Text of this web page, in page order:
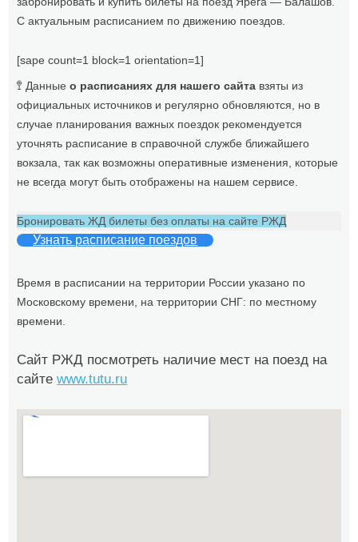
С актуальным расписанием по движению поездов.
[sape count=1 block=1 orientation=1]
🚏 Данныео расписаниях для нашего сайта взяты из
официальных источников и регулярно обновляются, но в
случае планирования важных поездок рекомендуется
уточнять расписание в справочной службе ближайшего
вокзала, так как возможны оперативные изменения, которые
не всегда могут быть отображены на нашем сервисе.
Бронировать ЖД билеты без оплаты на сайте РЖД
Узнать расписание поездов
Время в расписании на территории России указано по
Московскому времени, на территории СНГ: по местному
времени.
Сайт РЖД посмотреть наличие мест на поезд на
сайтеwww.tutu.ru